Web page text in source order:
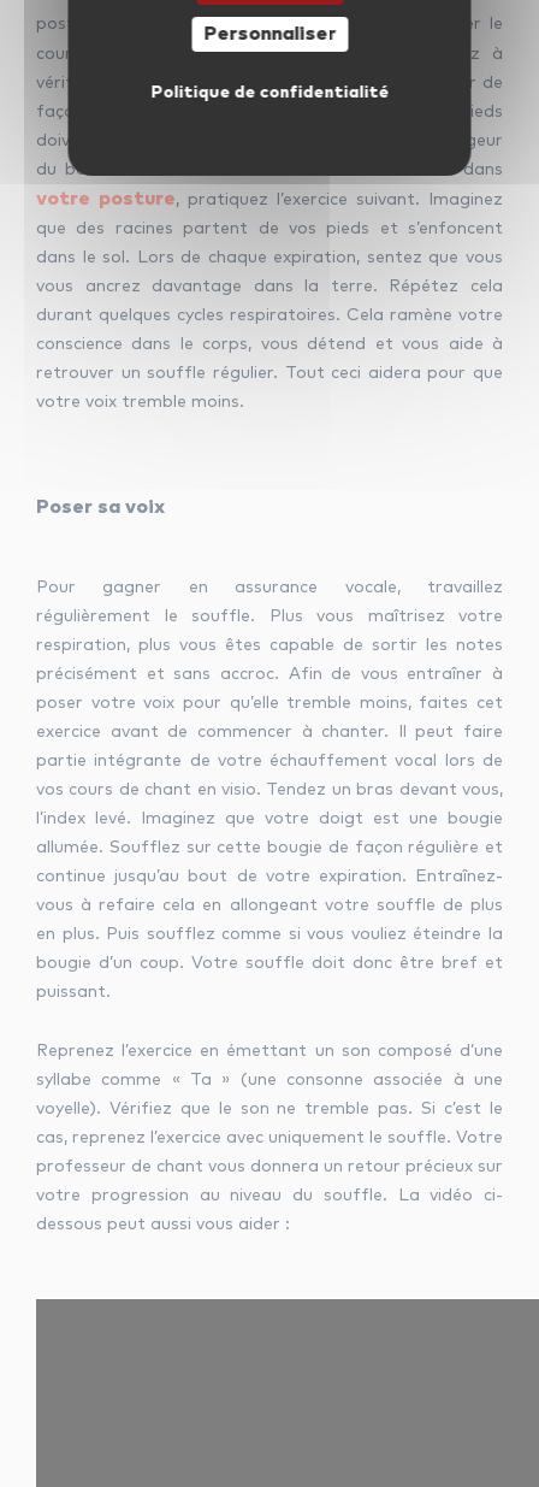
posture est stable et ancrée.Avant de commencer le
cours avec votreprofesseur de chant
, pensez à
vérifier votre position. Tenez-vous droit sans raideur de
façon à ce que vos épaules soient dégagées. Vos pieds
doivent être bien à plat sur le sol, écartés de la largeur
du bassin. Pour vous aider à vous sentir sécurisé dans
votre posture, pratiquez l’exercice suivant. Imaginez
que des racines partent de vos pieds et s’enfoncent
dans le sol. Lors de chaque expiration, sentez que vous
vous ancrez davantage dans la terre. Répétez cela
durant quelques cycles respiratoires. Cela ramène votre
conscience dans le corps, vous détend et vous aide à
retrouver un souffle régulier. Tout ceci aidera pour que
votre voix tremble moins.
Poser sa voix
Pour gagner en assurance vocale, travaillez
régulièrement le souffle. Plus vous maîtrisez votre
respiration, plus vous êtes capable de sortir les notes
précisément et sans accroc. Afin de vous entraîner à
poser votre voix pour qu’elle tremble moins, faites cet
exercice avant de commencer à chanter. Il peut faire
partie intégrante de votre échauffement vocal lors de
vos cours de chant en visio. Tendez un bras devant vous,
l’index levé. Imaginez que votre doigt est une bougie
allumée. Soufflez sur cette bougie de façon régulière et
continue jusqu’au bout de votre expiration. Entraînez-
vous à refaire cela en allongeant votre souffle de plus
en plus. Puis soufflez comme si vous vouliez éteindre la
bougie d’un coup. Votre souffle doit donc être bref et
puissant.
Reprenez l’exercice en émettant un son composé d’une
syllabe comme « Ta » (une consonne associée à une
voyelle). Vérifiez que le son ne tremble pas. Si c’est le
cas, reprenez l’exercice avec uniquement le souffle. Votre
professeur de chant vous donnera un retour précieux sur
votre progression au niveau du souffle. La vidéo ci-
dessous peut aussi vous aider :
Personnaliser
Politique de confidentialité